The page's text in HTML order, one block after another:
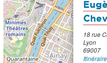
18 rue
Lyon
69007